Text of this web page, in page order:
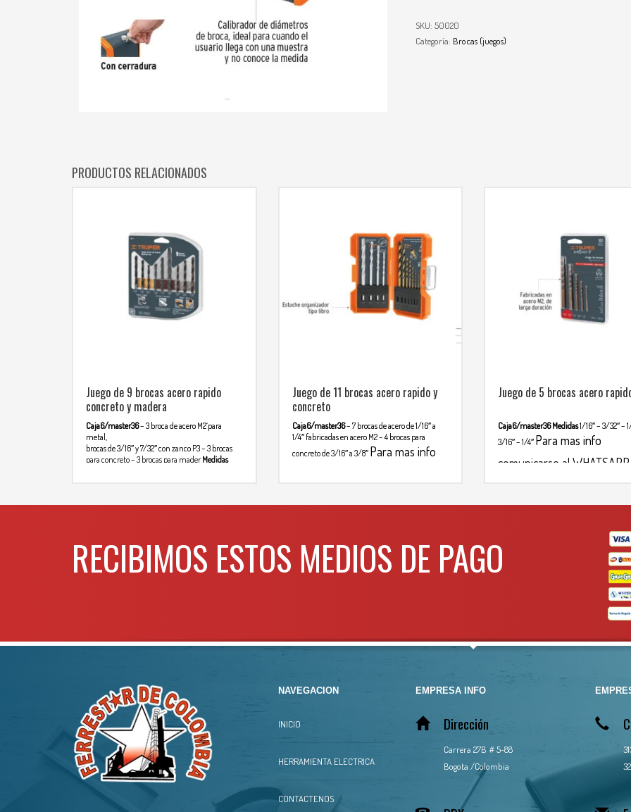
SKU: 50020
Categoría: Brocas (juegos)
PRODUCTOS RELACIONADOS
Juego de 9 brocas acero rapido
concreto y madera
Caja6/master36– 3 broca de acero M2´para
metal,
brocas de 3/16″ y 7/32″ con zanco P3– 3 brocas
para concreto– 3 brocas para mader Medidas
WHATSAPP
3134392699
Juego de 11 brocas acero rapido y
concreto
Caja6/master36– 7 brocas de acero de 1/16″ a
1/4″ fabricadas en acero M2– 4 brocas para
concreto de 3/16″ a 3/8″ Para mas info
Juego de 5 brocas acero
Caja6/master36 Medidas1/16″ – 3/32″ –
3/16″ – 1/4″ Para mas info
comunicarse al WHATSAPP
RECIBIMOS ESTOS MEDIOS DE PAGO
NAVEGACION
INICIO
HERRAMIENTA ELECTRICA
CONTACTENOS
EMPRESA INFO
Dirección
Carrera 27B # 5-88
Bogota /Colombia